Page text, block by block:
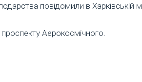
повідомили в Харківській
Аерокосмічного.